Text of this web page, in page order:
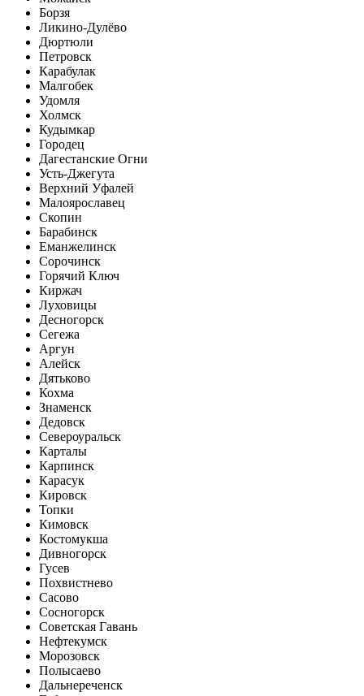
Борзя
Ликино-Дулёво
Дюртюли
Петровск
Карабулак
Малгобек
Удомля
Холмск
Кудымкар
Городец
Дагестанские Огни
Усть-Джегута
Верхний Уфалей
Малоярославец
Скопин
Барабинск
Еманжелинск
Сорочинск
Горячий Ключ
Киржач
Луховицы
Десногорск
Сегежа
Аргун
Алейск
Дятьково
Кохма
Знаменск
Дедовск
Североуральск
Карталы
Карпинск
Карасук
Кировск
Топки
Кимовск
Костомукша
Дивногорск
Гусев
Похвистнево
Сасово
Сосногорск
Советская Гавань
Нефтекумск
Морозовск
Полысаево
Дальнереченск